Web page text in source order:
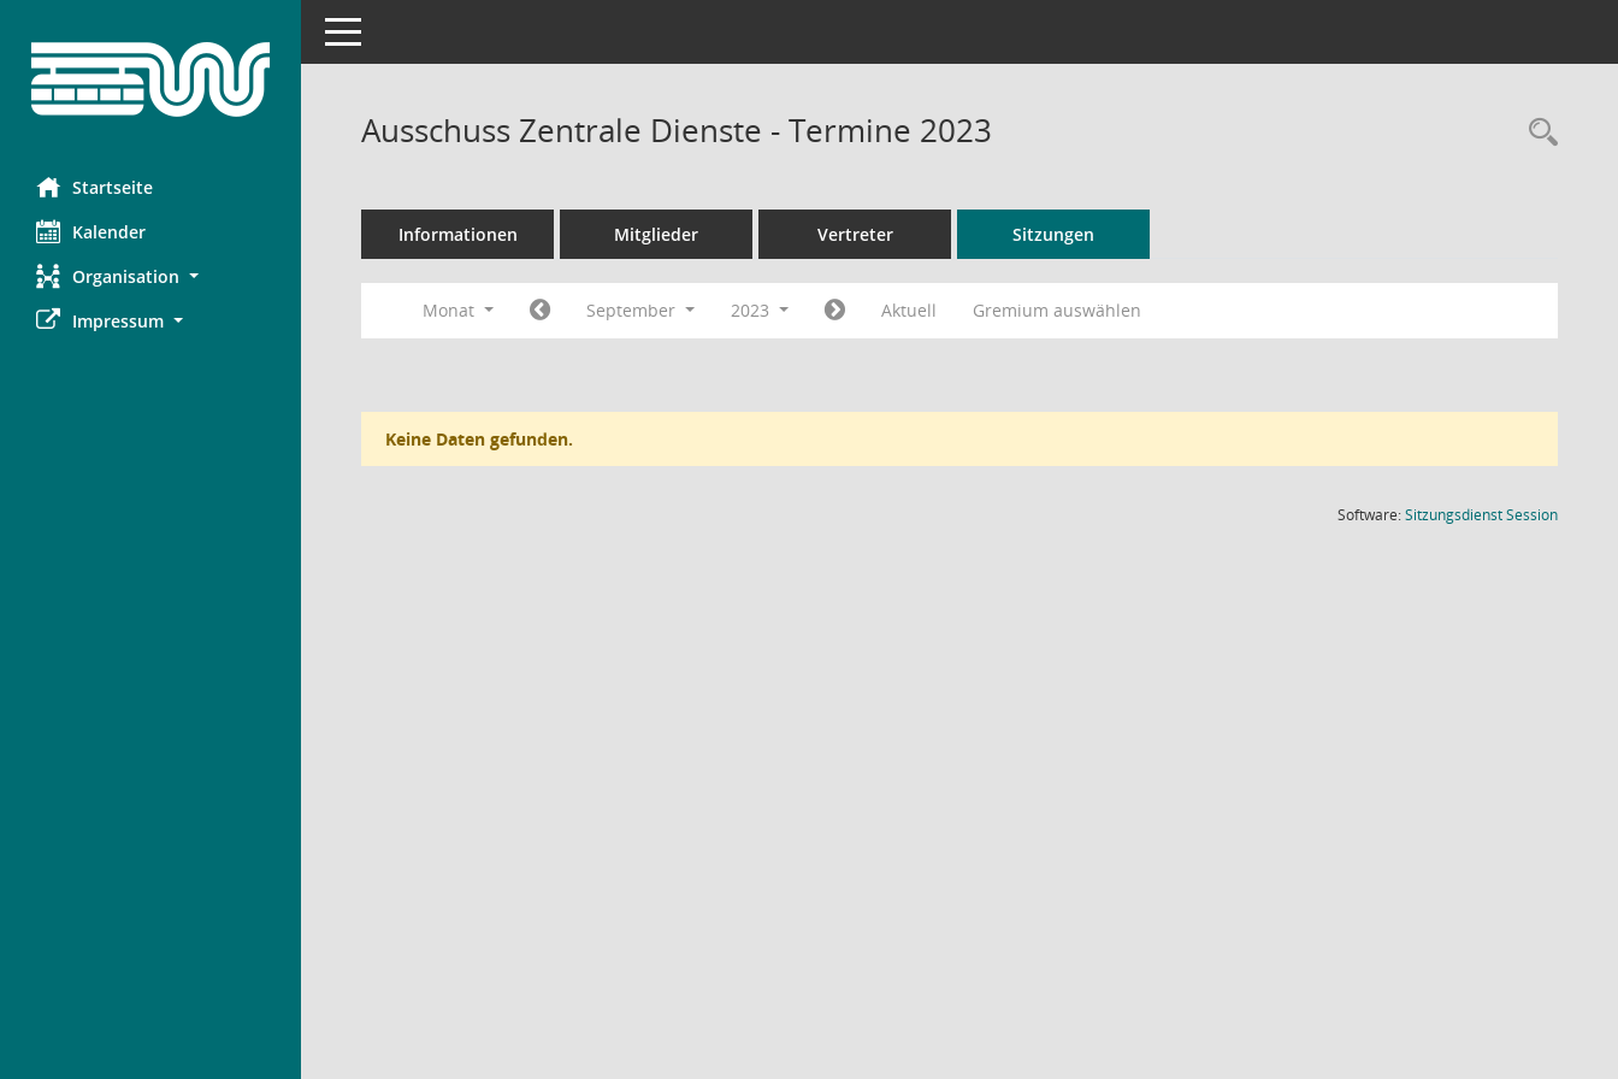
Startseite
Kalender
Organisation
Impressum
Toggle navigation
Ausschuss Zentrale Dienste - Termine 2023
Informationen Mitglieder Vertreter Sitzungen
Monat September 2023 Aktuell Gremium auswählen
Keine Daten gefunden.
Software:SitzungsdienstSession(Wird in